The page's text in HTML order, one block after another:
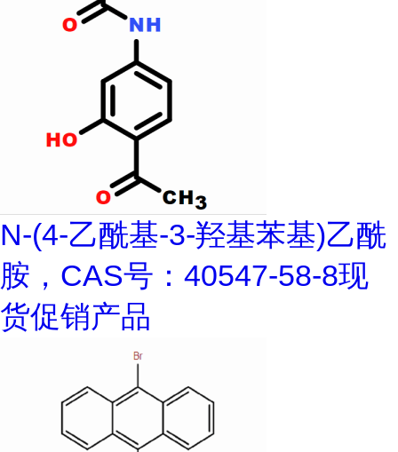
N-(4-乙酰基-3-羟基苯基)乙酰
胺，CAS号：40547-58-8现
货促销产品